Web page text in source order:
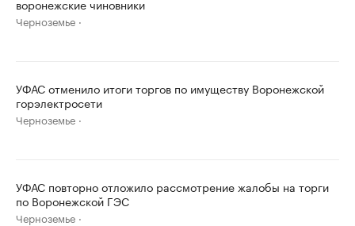
воронежские чиновники
Черноземье
УФАС отменило итоги торгов по имуществу Воронежской
горэлектросети
Черноземье
УФАС повторно отложило рассмотрение жалобы на торги
по Воронежской ГЭС
Черноземье